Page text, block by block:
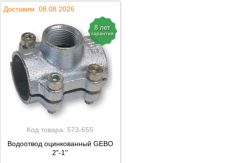
Доставим 08.08.2026
8 лет
гарантия
Код товара: 573-655
Водоотвод оцинкованный GEBO
2"-1''